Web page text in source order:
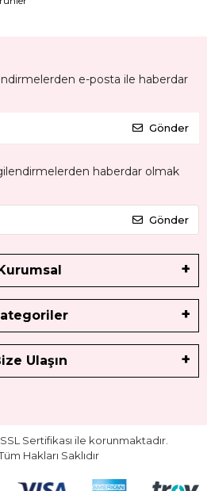
e-posta ile haberdar
Gönder
haberdar olmak
Gönder
Ulaşın
Sertifikası ile korunmaktadır.
Hakları Saklıdır